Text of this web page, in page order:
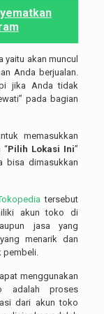
yaitu akan muncul
Anda berjualan.
jika Anda tidak
pada bagian
memasukkan
“Pilih Lokasi Ini”
bisa dimasukkan
tersebut
akun toko di
jasa yang
menarik dan
menggunakan
adalah proses
dari akun toko